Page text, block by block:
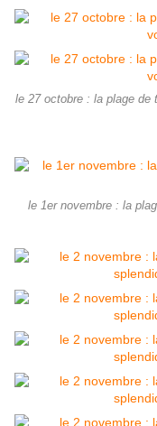
le 27 octobre : la plage de
le 1er novembre : la